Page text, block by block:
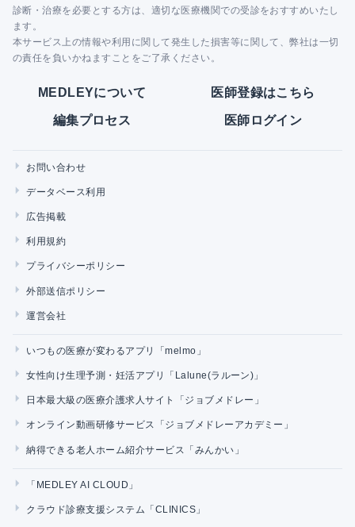
診断・治療を必要とする方は、適切な医療機関での受診をおすすめいたし
ます。
本サービス上の情報や利用に関して発生した損害等に関して、弊社は一切
の責任を負いかねますことをご了承ください。
MEDLEYについて 医師登録はこちら
編集プロセス 医師ログイン
お問い合わせ
データベース利用
広告掲載
利用規約
プライバシーポリシー
外部送信ポリシー
運営会社
いつもの医療が変わるアプリ「melmo」
女性向け生理予測・妊活アプリ「Lalune(ラルーン)」
日本最大級の医療介護求人サイト「ジョブメドレー」
オンライン動画研修サービス「ジョブメドレーアカデミー」
納得できる老人ホーム紹介サービス「みんかい」
「MEDLEY AI CLOUD」
クラウド診療支援システム「CLINICS」